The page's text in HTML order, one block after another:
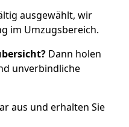
ausgewählt, wir
im Umzugsbereich.
Dann holen
unverbindliche
aus und erhalten Sie